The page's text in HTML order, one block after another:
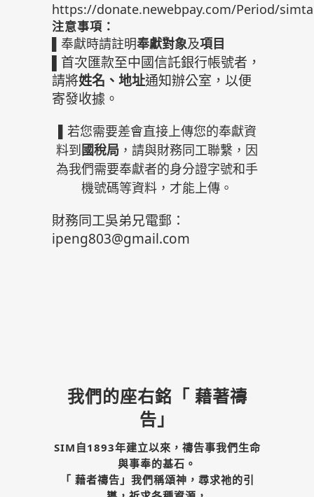
https://donate.newebpay.com/Period/
注意事項：
奉獻時請註明奉獻對象及項目
首次匯款至中國信託銀行帳號者，
請將姓名、地址通知辦公室 ，以便
寄發收據。
▌若您需要差會直接上傳您的奉獻資
料到國稅局 ，請與財務同工聯繫，因
為我們需要奉獻者的身分證字號和手
機號碼等資料，才能上傳。
財務同工吳弟兄電郵：
ipeng803@gmail.com
我們的座右銘「 藉著禱
告」
SIM自1893年建立以來，禱告事我們生命
與事奉的基石。
「 藉者禱告」我們稱頌神，尋求祂的引